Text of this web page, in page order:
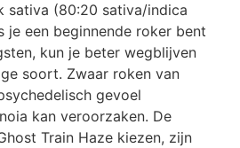
sativa (80:20 sativa/indica
je een beginnende roker bent
kun je beter wegblijven
soort. Zwaar roken van
gevoel
kan veroorzaken. De
Train Haze kiezen, zijn